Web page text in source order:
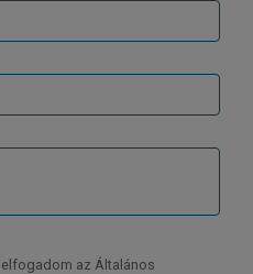
az Általános